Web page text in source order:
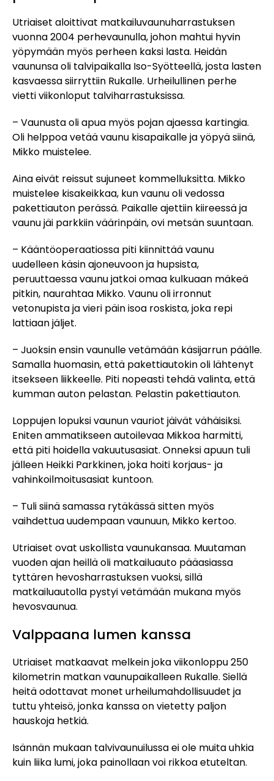
Utriaiset aloittivat matkailuvaunuharrastuksen
vuonna 2004 perhevaunulla, johon mahtui hyvin
yöpymään myös perheen kaksi lasta. Heidän
vaununsa oli talvipaikalla Iso-Syötteellä, josta lasten
kasvaessa siirryttiin Rukalle. Urheilullinen perhe
vietti viikonloput talviharrastuksissa.
– Vaunusta oli apua myös pojan ajaessa kartingia.
Oli helppoa vetää vaunu kisapaikalle ja yöpyä siinä,
Mikko muistelee.
Aina eivät reissut sujuneet kommelluksitta. Mikko
muistelee kisakeikkaa, kun vaunu oli vedossa
pakettiauton perässä. Paikalle ajettiin kiireessä ja
vaunu jäi parkkiin väärinpäin, ovi metsän suuntaan.
– Kääntöoperaatiossa piti kiinnittää vaunu
uudelleen käsin ajoneuvoon ja hupsista,
peruuttaessa vaunu jatkoi omaa kulkuaan mäkeä
pitkin, naurahtaa Mikko. Vaunu oli irronnut
vetonupista ja vieri päin isoa roskista, joka repi
lattiaan jäljet.
– Juoksin ensin vaunulle vetämään käsijarrun päälle.
Samalla huomasin, että pakettiautokin oli lähtenyt
itsekseen liikkeelle. Piti nopeasti tehdä valinta, että
kumman auton pelastan. Pelastin pakettiauton.
Loppujen lopuksi vaunun vauriot jäivät vähäisiksi.
Eniten ammatikseen autoilevaa Mikkoa harmitti,
että piti hoidella vakuutusasiat. Onneksi apuun tuli
jälleen Heikki Parkkinen, joka hoiti korjaus- ja
vahinkoilmoitusasiat kuntoon.
– Tuli siinä samassa rytäkässä sitten myös
vaihdettua uudempaan vaunuun, Mikko kertoo.
Utriaiset ovat uskollista vaunukansaa. Muutaman
vuoden ajan heillä oli matkailuauto pääasiassa
tyttären hevosharrastuksen vuoksi, sillä
matkailuautolla pystyi vetämään mukana myös
hevosvaunua.
Valppaana lumen kanssa
Utriaiset matkaavat melkein joka viikonloppu 250
kilometrin matkan vaunupaikalleen Rukalle. Siellä
heitä odottavat monet urheilumahdollisuudet ja
tuttu yhteisö, jonka kanssa on vietetty paljon
hauskoja hetkiä.
Isännän mukaan talvivaunuilussa ei ole muita uhkia
kuin liika lumi, joka painollaan voi rikkoa etuteltan.